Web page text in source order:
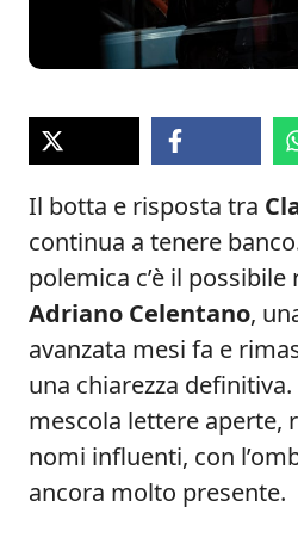
Il botta e risposta tra
continua a tenere
polemica c’è il
Adriano Celentano,
avanzata mesi fa e
una chiarezza definitiva.
mescola lettere aperte,
nomi influenti, con
ancora molto presente.